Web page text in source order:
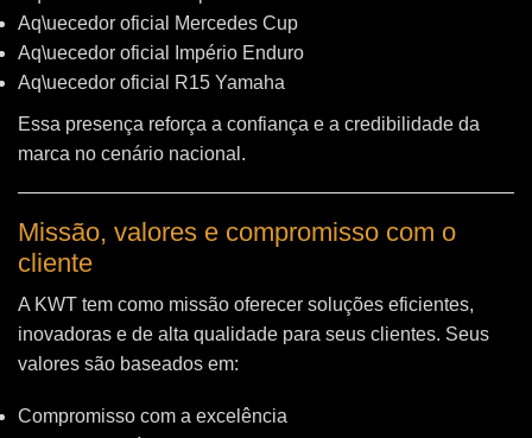
Aq\uecedor oficial Mercedes Cup
Aq\uecedor oficial Império Enduro
Aq\uecedor oficial R15 Yamaha
Essa presença reforça a confiança e a credibilidade da
marca no cenário nacional.
Missão, valores e compromisso com o
cliente
A KWT tem como missão oferecer soluções eficientes,
inovadoras e de alta qualidade para seus clientes. Seus
valores são baseados em:
Compromisso com a excelência